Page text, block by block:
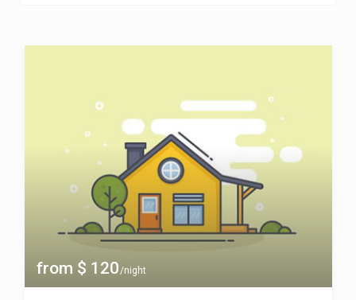
from $ 120/night